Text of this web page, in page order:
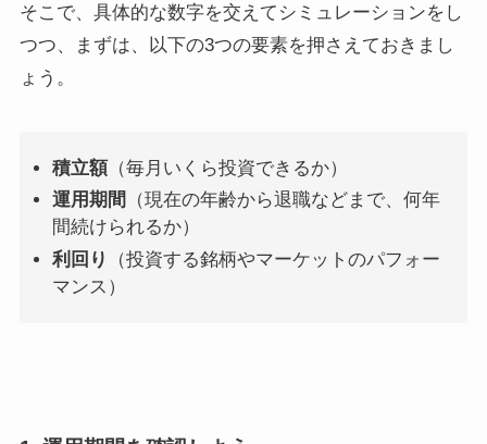
そこで、具体的な数字を交えてシミュレーションをし
つつ、まずは、以下の3つの要素を押さえておきまし
ょう。
積立額（毎月いくら投資できるか）
運用期間 （現在の年齢から退職などまで、何年
間続けられるか）
利回り
（投資する銘柄やマーケットのパフォー
マンス）